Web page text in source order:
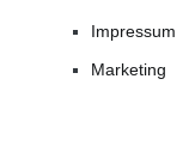
Impressum
Marketing